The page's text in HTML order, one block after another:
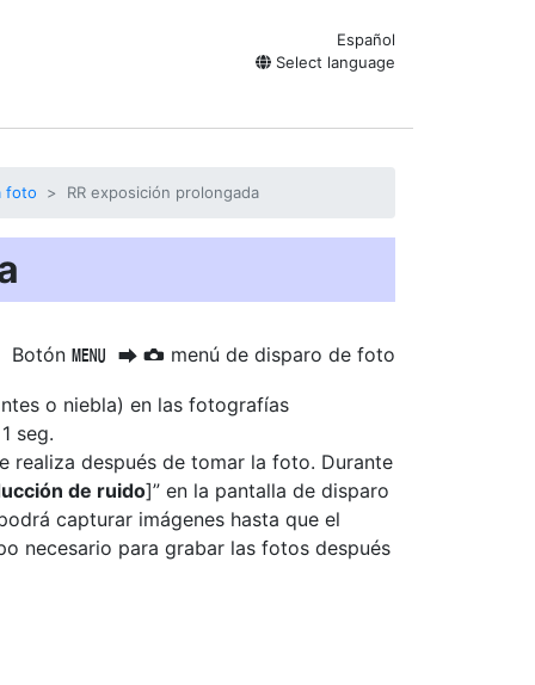
Español
Select language
foto RR exposición prolongada
Botón G U C menú de disparo de foto
o niebla) en las fotografías
seg.
realiza después de tomar la foto. Durante
de ruido]” en la pantalla de disparo
capturar imágenes hasta que el
necesario para grabar las fotos después